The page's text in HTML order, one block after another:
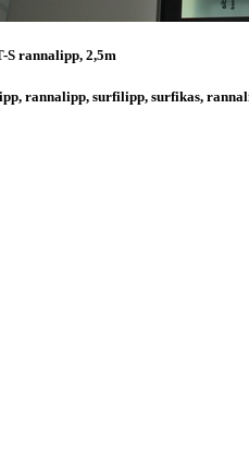
S rannalipp, 2,5m
rannalipp, surfilipp, surfikas,